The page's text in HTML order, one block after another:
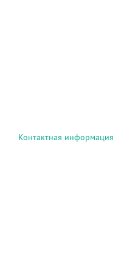
Контактная информация